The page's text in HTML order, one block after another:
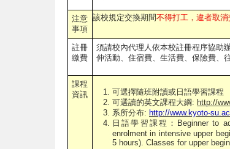
注意
事項
該校規定交換期間不得打工，違者取消
註冊
繳費
須請校內代理人依本校註冊程序協助
伸活動、住宿費、生活費、保險費、
課程
資訊
可選擇隨班附讀或日語學習課程
可選讀的英文課程大綱: http://
系所分布: http://www.kyoto-
日語學習課程：Beginner to
enrolment in intensive upper
5 hours). Classes for upper